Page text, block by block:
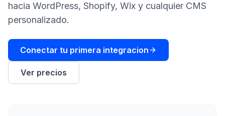
competidores
de
palabras
clave
Reservar
demo
hacia WordPress, Shopify, Wix y cualquier CMS
personalizado.
Conectar tu primera integracion
Ver precios